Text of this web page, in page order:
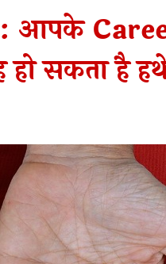
आपके
सकता है